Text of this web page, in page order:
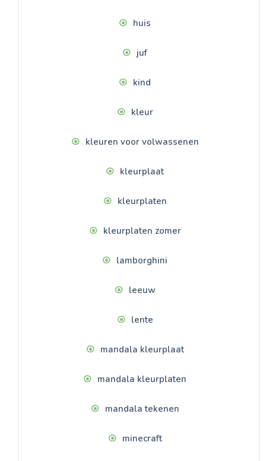
huis
juf
kind
kleur
kleuren voor volwassenen
kleurplaat
kleurplaten
kleurplaten zomer
lamborghini
leeuw
lente
mandala kleurplaat
mandala kleurplaten
mandala tekenen
minecraft